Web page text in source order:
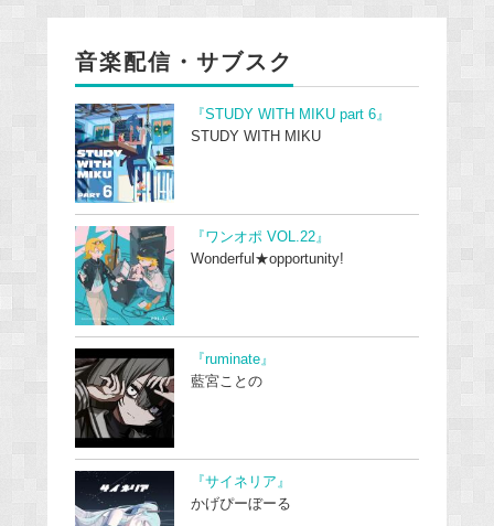
音楽配信・サブスク
『STUDY WITH MIKU part 6』
STUDY WITH MIKU
『ワンオポ VOL.22』
Wonderful★opportunity!
『ruminate』
藍宮ことの
『サイネリア』
かげぴーぼーる